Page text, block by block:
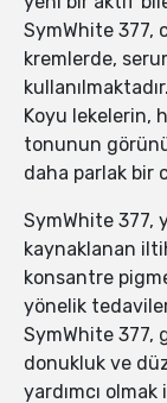
SymWhite 377,
kremlerde,
kullanılmaktadır.
Koyu lekelerin,
tonunun
daha parlak bir
SymWhite 377,
kaynaklanan
konsantre
yönelik
SymWhite 377,
donukluk ve
yardımcı olmak